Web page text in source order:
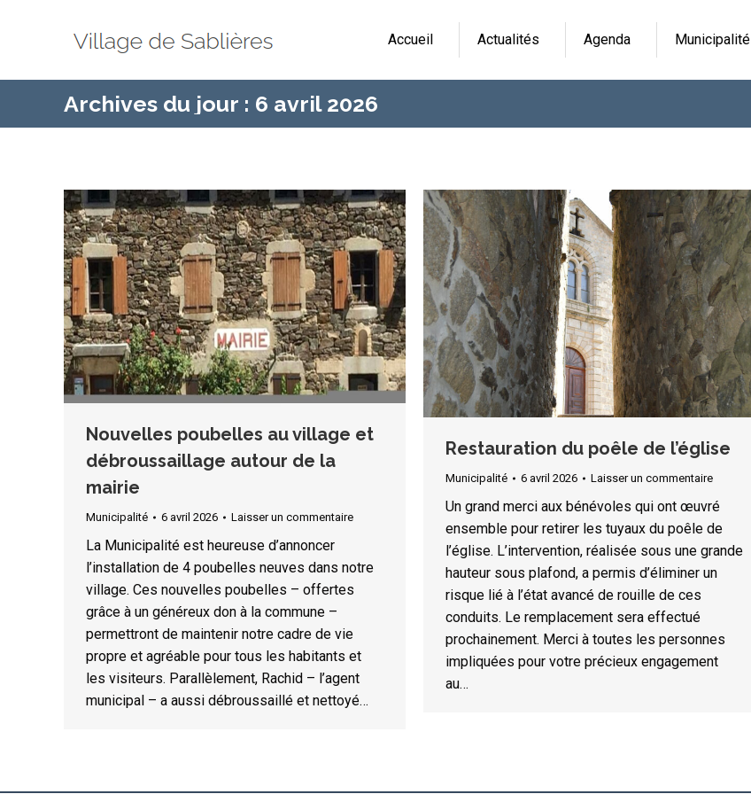
Accueil Actualités Agenda Municipalité
Archives du jour : 6 avril 2026
Nouvelles poubelles au village et
débroussaillage autour de la
mairie
Municipalité 6 avril 2026 Laisser un commentaire
La Municipalité est heureuse d’annoncer
l’installation de 4 poubelles neuves dans notre
village. Ces nouvelles poubelles – offertes
grâce à un généreux don à la commune –
permettront de maintenir notre cadre de vie
propre et agréable pour tous les habitants et
les visiteurs. Parallèlement, Rachid – l’agent
municipal – a aussi débroussaillé et nettoyé…
Restauration du poêle de l’église
Municipalité 6 avril 2026 Laisser un commentaire
Un grand merci aux bénévoles qui ont œuvré
ensemble pour retirer les tuyaux du poêle de
l’église. L’intervention, réalisée sous une grande
hauteur sous plafond, a permis d’éliminer un
risque lié à l’état avancé de rouille de ces
conduits. Le remplacement sera effectué
prochainement. Merci à toutes les personnes
impliquées pour votre précieux engagement
au…